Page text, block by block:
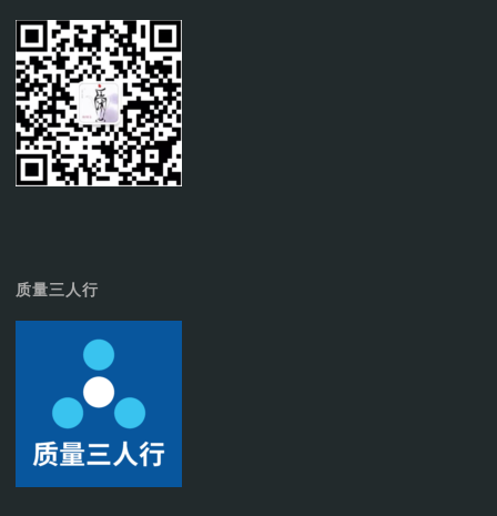
质量三人行